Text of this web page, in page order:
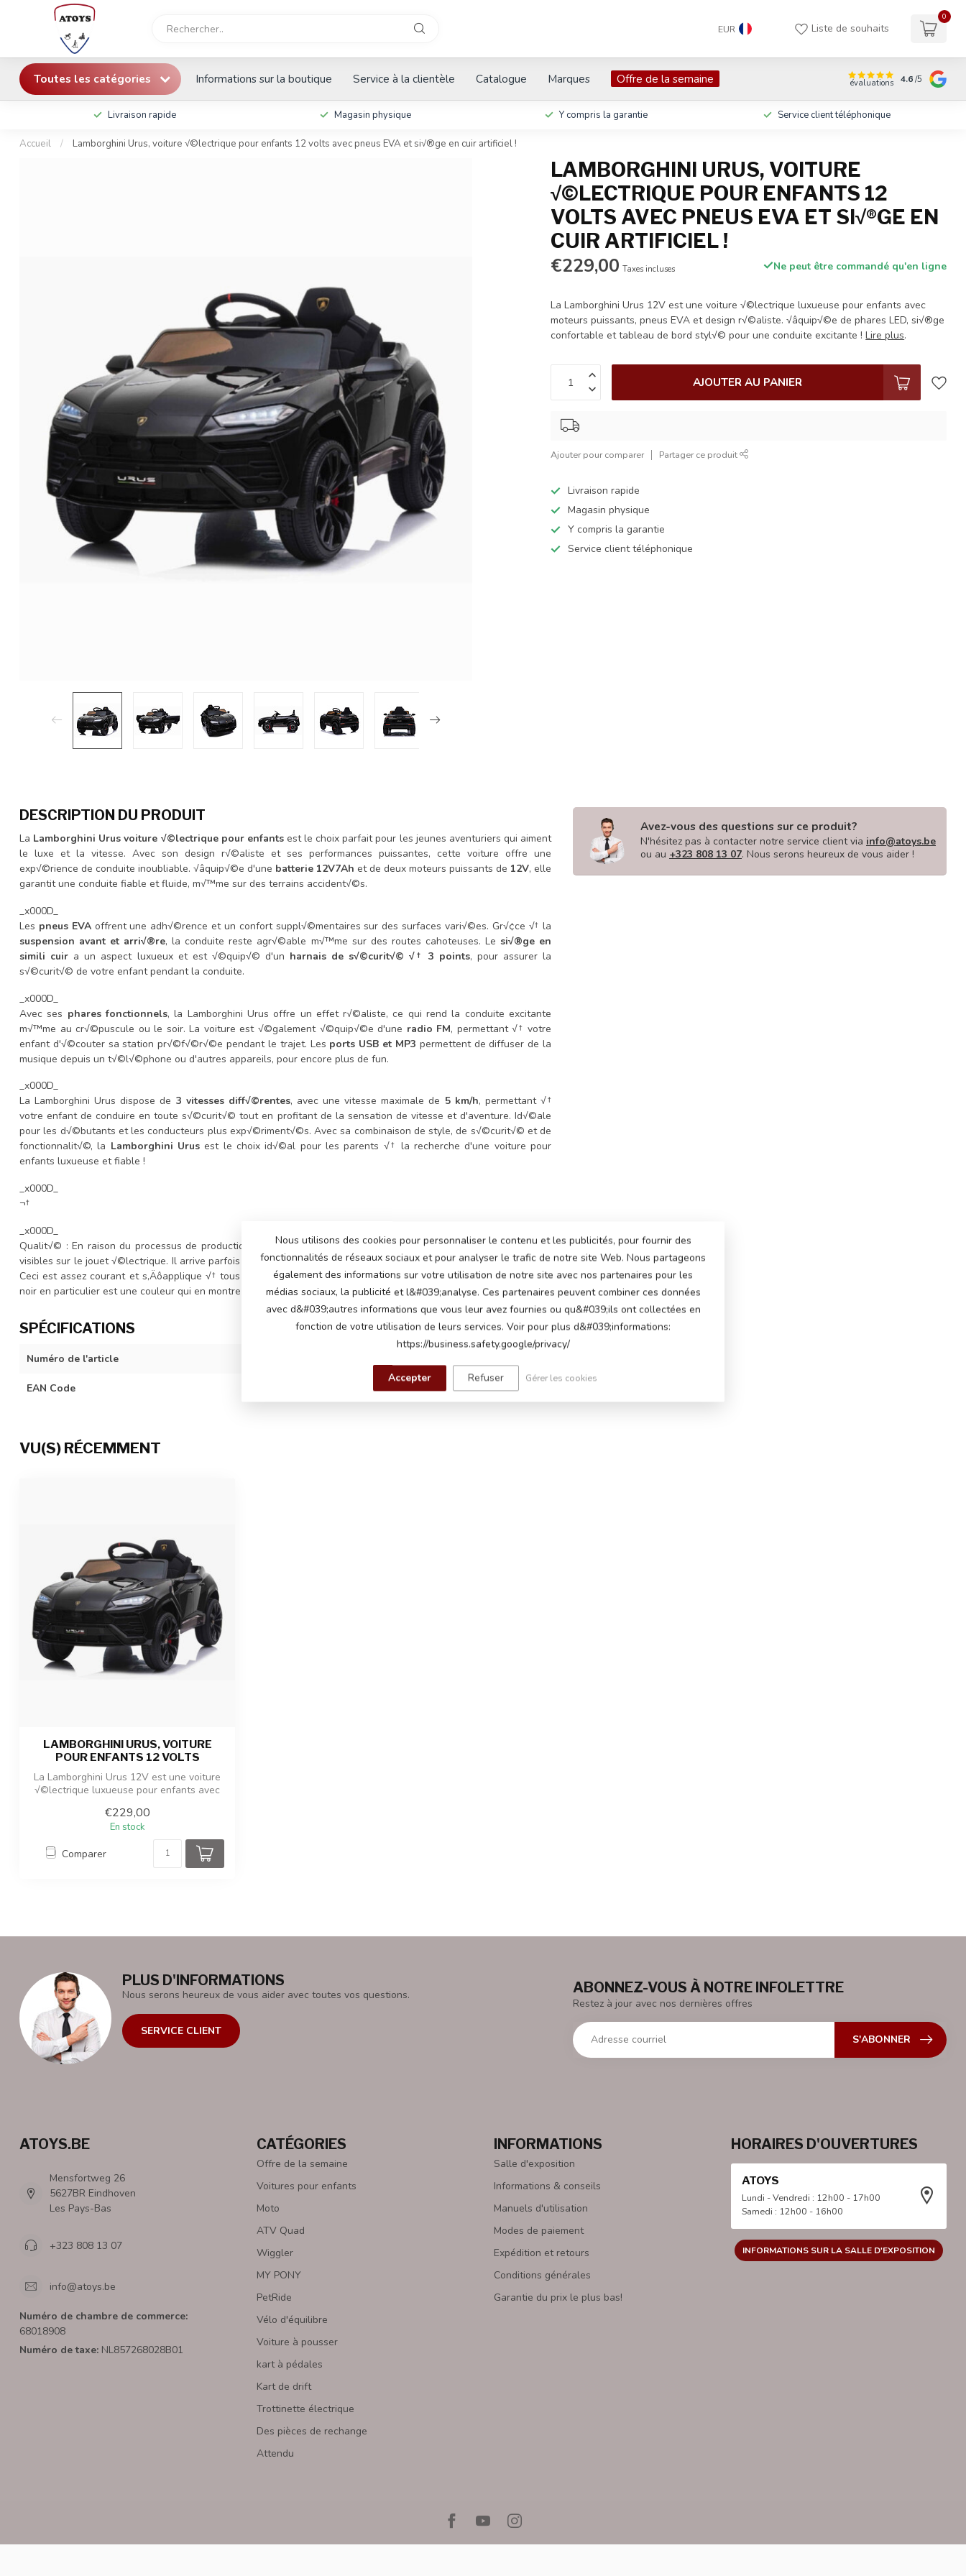
EUR Liste de souhaits
0
Toutes les catégories Informations sur la boutique Service à la clientèle Catalogue Marques Offre de la semaine évaluations 4.6/5
Livraison rapide Magasin physique Y compris la garantie Service client téléphonique
Accueil / Lamborghini Urus, voiture √©lectrique pour enfants 12 volts avec pneus EVA et si√®ge en cuir artificiel !
LAMBORGHINI URUS, VOITURE
√©LECTRIQUE POUR ENFANTS 12
VOLTS AVEC PNEUS EVA ET SI√®GE EN
CUIR ARTIFICIEL !
€229,00 Taxes incluses Ne peut être commandé qu'en ligne
La Lamborghini Urus 12V est une voiture √©lectrique luxueuse pour enfants avec
moteurs puissants, pneus EVA et design r√©aliste. √âquip√©e de phares LED, si√®ge
confortable et tableau de bord styl√© pour une conduite excitante !Lire plus.
AJOUTER AU PANIER
Ajouter pour comparer Partager ce produit
Livraison rapide
Magasin physique
Y compris la garantie
Service client téléphonique
DESCRIPTION DU PRODUIT
La Lamborghini Urus voiture √©lectrique pour enfantsest le choix parfait pour les jeunes aventuriers qui aiment
le luxe et la vitesse. Avec son design r√©aliste et ses performances puissantes, cette voiture offre une
exp√©rience de conduite inoubliable. √âquip√©e d'une batterie 12V7Ah et de deux moteurs puissants de 12V, elle
garantit une conduite fiable et fluide, m√™me sur des terrains accident√©s.
_x000D_
Les pneus EVAoffrent une adh√©rence et un confort suppl√©mentaires sur des surfaces vari√©es. Gr√¢ce √† la
suspension avant et arri√®re, la conduite reste agr√©able m√™me sur des routes cahoteuses. Le si√®ge en
simili cuir a un aspect luxueux et est √©quip√© d'un harnais de s√©curit√© √† 3 points, pour assurer la
s√©curit√© de votre enfant pendant la conduite.
_x000D_
Avec ses phares fonctionnels, la Lamborghini Urus offre un effet r√©aliste, ce qui rend la conduite excitante
m√™me au cr√©puscule ou le soir. La voiture est √©galement √©quip√©e d'une radio FM, permettant √† votre
enfant d'√©couter sa station pr√©f√©r√©e pendant le trajet. Les ports USB et MP3 permettent de diffuser de la
musique depuis un t√©l√©phone ou d'autres appareils, pour encore plus de fun.
_x000D_
La Lamborghini Urus dispose de 3 vitesses diff√©rentes, avec une vitesse maximale de 5 km/h, permettant √†
votre enfant de conduire en toute s√©curit√© tout en profitant de la sensation de vitesse et d'aventure. Id√©ale
pour les d√©butants et les conducteurs plus exp√©riment√©s. Avec sa combinaison de style, de s√©curit√© et de
fonctionnalit√©, la Lamborghini Urus est le choix id√©al pour les parents √† la recherche d'une voiture pour
enfants luxueuse et fiable !
_x000D_
¬†
_x000D_
Qualit√© : En raison du processus de production, certaines taches, √©raflures, points ou rayures peuvent √™tre
visibles sur le jouet √©lectrique. Il arrive parfois que les pi√®ces ne soient pas finies √† 100 %, couture √† couture.
Ceci est assez courant et s‚Äôapplique √† tous les mod√®les, quel que soit l‚Äôendroit o√π vous les achetez. Le
noir en particulier est une couleur qui en montre davantage.
SPÉCIFICATIONS
Numéro de l'article
EAN Code
Avez-vous des questions sur ce produit?
N'hésitez pas à contacter notre service client via info@atoys.be
ou au +323 808 13 07. Nous serons heureux de vous aider !
VU(S) RÉCEMMENT
LAMBORGHINI URUS, VOITURE
POUR ENFANTS 12 VOLTS
La Lamborghini Urus 12V est une voiture
√©lectrique luxueuse pour enfants avec
€229,00
En stock
Comparer
PLUS D'INFORMATIONS
Nous serons heureux de vous aider avec toutes vos questions.
SERVICE CLIENT
ABONNEZ-VOUS À NOTRE INFOLETTRE
Restez à jour avec nos dernières offres
S'ABONNER
ATOYS.BE
Mensfortweg 26
5627BR Eindhoven
Les Pays-Bas
+323 808 13 07
info@atoys.be
Numéro de chambre de commerce:
68018908
Numéro de taxe: NL857268028B01
CATÉGORIES
Offre de la semaine
Voitures pour enfants
Moto
ATV Quad
Wiggler
MY PONY
PetRide
Vélo d'équilibre
Voiture à pousser
kart à pédales
Kart de drift
Trottinette électrique
Des pièces de rechange
Attendu
INFORMATIONS
Salle d'exposition
Informations & conseils
Manuels d'utilisation
Modes de paiement
Expédition et retours
Conditions générales
Garantie du prix le plus bas!
HORAIRES D'OUVERTURES
ATOYS
Lundi - Vendredi : 12h00 - 17h00
Samedi : 12h00 - 16h00
INFORMATIONS SUR LA SALLE D'EXPOSITION
Nous utilisons des cookies pour personnaliser le contenu et les publicités, pour fournir des
fonctionnalités de réseaux sociaux et pour analyser le trafic de notre site Web. Nous partageons
également des informations sur votre utilisation de notre site avec nos partenaires pour les
médias sociaux, la publicité et l&#039;analyse. Ces partenaires peuvent combiner ces données
avec d&#039;autres informations que vous leur avez fournies ou qu&#039;ils ont collectées en
fonction de votre utilisation de leurs services. Voir pour plus d&#039;informations:
https://business.safety.google/privacy/
Accepter Refuser Gérer les cookies